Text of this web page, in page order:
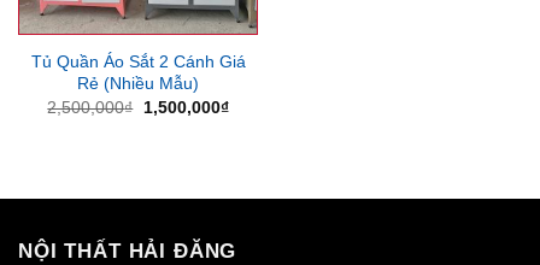
Tủ Quần Áo Sắt 2 Cánh Giá
Rẻ (Nhiều Mẫu)
2,500,000₫
Giá
1,500,000₫Giá
NỘI THẤT HẢI ĐĂNG